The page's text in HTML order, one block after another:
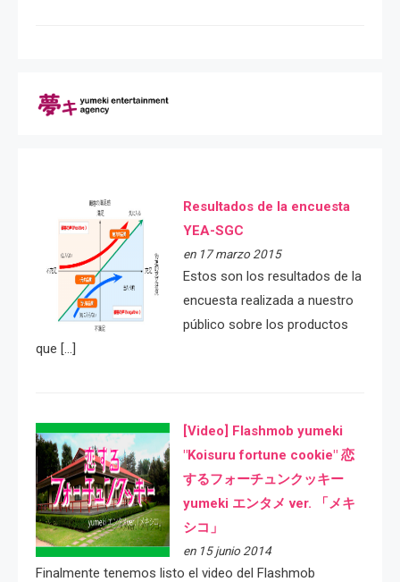
Resultados de la encuesta
YEA-SGC
en 17 marzo 2015
Estos son los resultados de la
encuesta realizada a nuestro
público sobre los productos
que […]
[Video] Flashmob yumeki
"Koisuru fortune cookie" 恋
するフォーチュンクッキー
yumeki エンタメ ver. 「メキ
シコ」
en 15 junio 2014
Finalmente tenemos listo el video del Flashmob